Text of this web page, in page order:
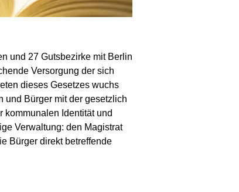
und 27 Gutsbezirke mit Berlin
Versorgung der sich
dieses Gesetzes wuchs
und Bürger mit der gesetzlich
kommunalen Identität und
Verwaltung: den Magistrat
Bürger direkt betreffende